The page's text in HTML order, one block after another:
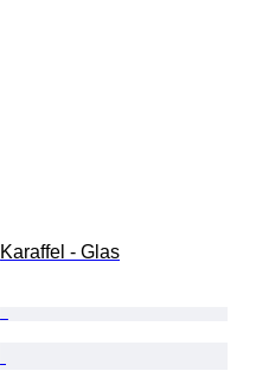
Karaffel - Glas